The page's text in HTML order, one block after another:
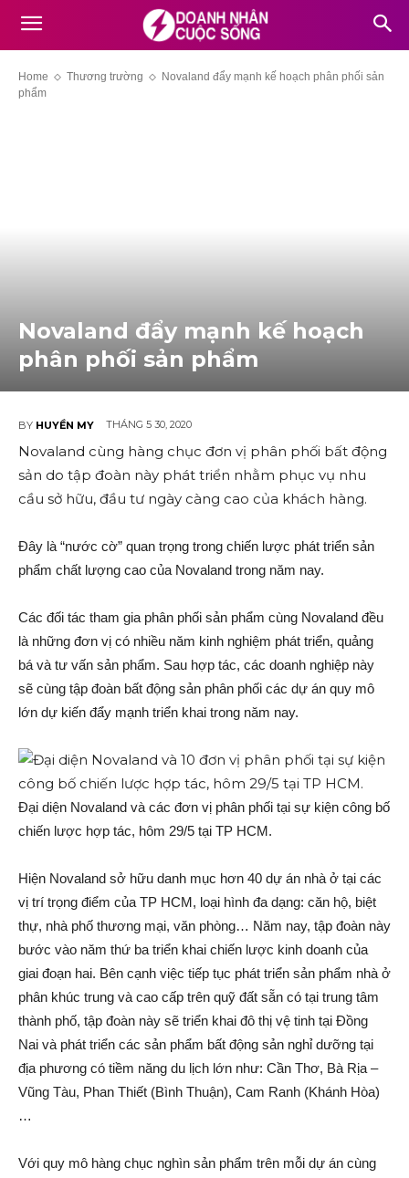
Home Thương trường
Novaland đẩy mạnh kế hoạch phân phối sản
phẩm
Novaland đẩy mạnh kế hoạch
phân phối sản phẩm
BY HUYỀN MY THÁNG 5 30, 2020
Novaland cùng hàng chục đơn vị phân phối bất động
sản do tập đoàn này phát triển nhằm phục vụ nhu
cầu sở hữu, đầu tư ngày càng cao của khách hàng.
Đây là “nước cờ” quan trọng trong chiến lược phát triển sản
phẩm chất lượng cao của Novaland trong năm nay.
Các đối tác tham gia phân phối sản phẩm cùng Novaland đều
là những đơn vị có nhiều năm kinh nghiệm phát triển, quảng
bá và tư vấn sản phẩm. Sau hợp tác, các doanh nghiệp này
sẽ cùng tập đoàn bất động sản phân phối các dự án quy mô
lớn dự kiến đẩy mạnh triển khai trong năm nay.
Đại diện Novaland và các đơn vị phân phối tại sự kiện công bố
chiến lược hợp tác, hôm 29/5 tại TP HCM.
Hiện Novaland sở hữu danh mục hơn 40 dự án nhà ở tại các
vị trí trọng điểm của TP HCM, loại hình đa dạng: căn hộ, biệt
thự, nhà phố thương mại, văn phòng… Năm nay, tập đoàn này
bước vào năm thứ ba triển khai chiến lược kinh doanh của
giai đoạn hai. Bên cạnh việc tiếp tục phát triển sản phẩm nhà ở
phân khúc trung và cao cấp trên quỹ đất sẵn có tại trung tâm
thành phố, tập đoàn này sẽ triển khai đô thị vệ tinh tại Đồng
Nai và phát triển các sản phẩm bất động sản nghỉ dưỡng tại
địa phương có tiềm năng du lịch lớn như: Cần Thơ, Bà Rịa –
Vũng Tàu, Phan Thiết (Bình Thuận), Cam Ranh (Khánh Hòa)
…
Với quy mô hàng chục nghìn sản phẩm trên mỗi dự án cùng